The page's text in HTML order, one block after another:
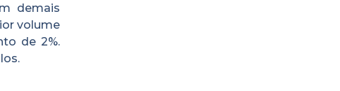
demais
volume
de 2%.